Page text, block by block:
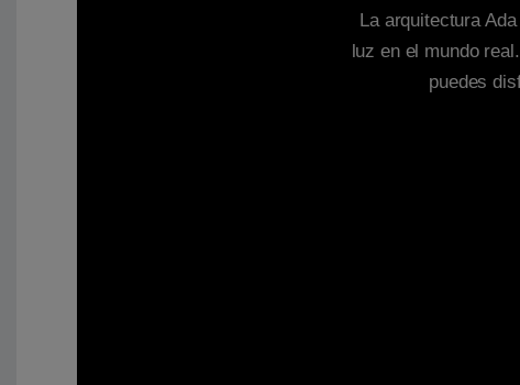
La arquitectura
luz en el mundo
puedes